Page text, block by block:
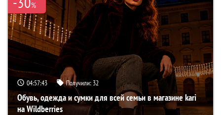
%
04:57:42 Получили: 32
Обувь, одежда и сумки для всей семьи в магазине kari
на Wildberries